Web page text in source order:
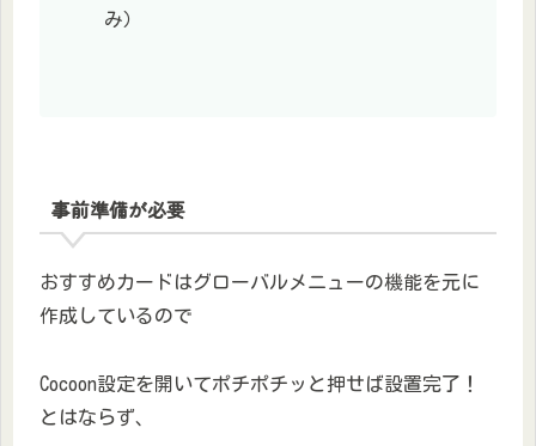
み）
事前準備が必要
おすすめカードはグローバルメニューの機能を元に
作成しているので
Cocoon設定を開いてポチポチッと押せば設置完了！
とはならず、